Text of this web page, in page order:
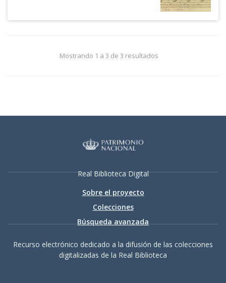
Mostrando 1 a 3 de 3 resultados
Real Biblioteca Digital
Sobre el proyecto
Colecciones
Búsqueda avanzada
Recurso electrónico dedicado a la difusión de las colecciones
digitalizadas de la Real Biblioteca